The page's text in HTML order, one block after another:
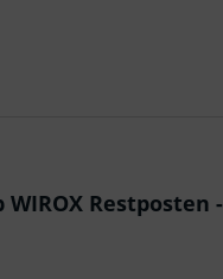
Restposten -